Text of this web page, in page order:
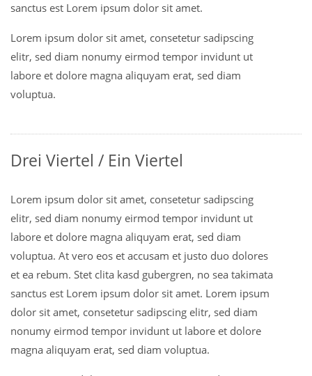
sanctus est Lorem ipsum dolor sit amet.
Lorem ipsum dolor sit amet, consetetur sadipscing
elitr, sed diam nonumy eirmod tempor invidunt ut
labore et dolore magna aliquyam erat, sed diam
voluptua.
Drei Viertel / Ein Viertel
Lorem ipsum dolor sit amet, consetetur sadipscing
elitr, sed diam nonumy eirmod tempor invidunt ut
labore et dolore magna aliquyam erat, sed diam
voluptua. At vero eos et accusam et justo duo dolores
et ea rebum. Stet clita kasd gubergren, no sea takimata
sanctus est Lorem ipsum dolor sit amet. Lorem ipsum
dolor sit amet, consetetur sadipscing elitr, sed diam
nonumy eirmod tempor invidunt ut labore et dolore
magna aliquyam erat, sed diam voluptua.